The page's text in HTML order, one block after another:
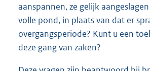
aanspannen, ze gelijk
volle pond, in plaats van dat er
overgangsperiode? Kunt u een
deze gang van zaken?